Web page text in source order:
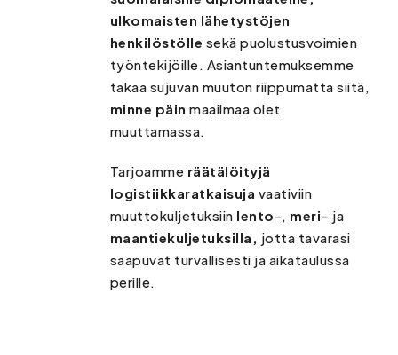
ulkomaisten lähetystöjen
henkilöstölle sekä puolustusvoimien
työntekijöille. Asiantuntemuksemme
takaa sujuvan muuton riippumatta siitä,
minne päinmaailmaa olet
muuttamassa.
Tarjoamme räätälöityjä
logistiikkaratkaisuja vaativiin
muuttokuljetuksiin lento-, meri– ja
maantiekuljetuksilla, jotta tavarasi
saapuvat turvallisesti ja aikataulussa
perille.